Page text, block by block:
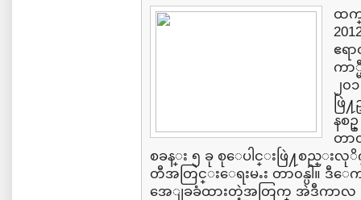
ထက္
ဧရ
ကာ္
၂
ဖြဲ
နစ
တာ
စခန္း ၅ ခု စုေပါင္းဖြဲ႔စည္း
တီအတြင္းေရးမႉး တာ၀န္ပါ။ ဒီ
အေျခခံထားတဲ့အတြက္ အဲဒီကာလ တ